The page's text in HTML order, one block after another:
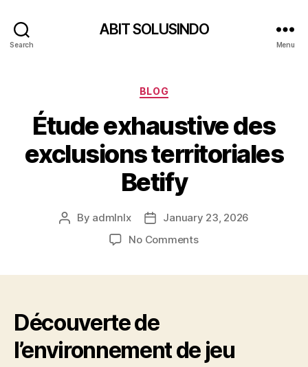
Search
ABIT SOLUSINDO
Menu
Categories
BLOG
Étude exhaustive des
exclusions territoriales
Betify
Post
By admlnlx
Post
date
January 23, 2026
No Commentson
Découverte de
l’environnement de jeu